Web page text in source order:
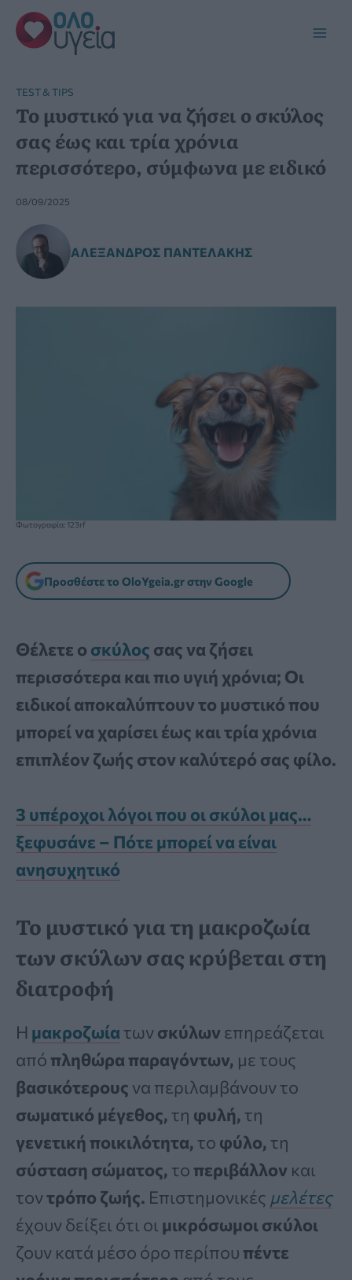
Μετάβαση
στο
περιεχόμενο
TEST & TIPS
Το μυστικό για να ζήσει ο σκύλος
σας έως και τρία χρόνια
περισσότερο, σύμφωνα με ειδικό
08/09/2025
ΑΛΈΞΑΝΔΡΟΣ ΠΑΝΤΕΛΆΚΗΣ
Φωτογραφία: 123rf
Προσθέστε το OloYgeia.gr στην Google
Θέλετε ο σκύλος σας να ζήσει
περισσότερα και πιο υγιή χρόνια; Οι
ειδικοί αποκαλύπτουν το μυστικό που
μπορεί να χαρίσει έως και τρία χρόνια
επιπλέον ζωής στον καλύτερό σας φίλο.
3 υπέροχοι λόγοι που οι σκύλοι μας…
ξεφυσάνε – Πότε μπορεί να είναι
ανησυχητικό
Το μυστικό για τη μακροζωία
των σκύλων σας κρύβεται στη
διατροφή
Η μακροζωία των σκύλων επηρεάζεται
από πληθώρα παραγόντων, με τους
βασικότερους να περιλαμβάνουν το
σωματικό μέγεθος, τη φυλή, τη
γενετική ποικιλότητα, το φύλο, τη
σύσταση σώματος, το περιβάλλον και
τοντρόπο ζωής. Επιστημονικές μελέτες
έχουν δείξει ότι οι μικρόσωμοι σκύλοι
ζουν κατά μέσο όρο περίπου πέντε